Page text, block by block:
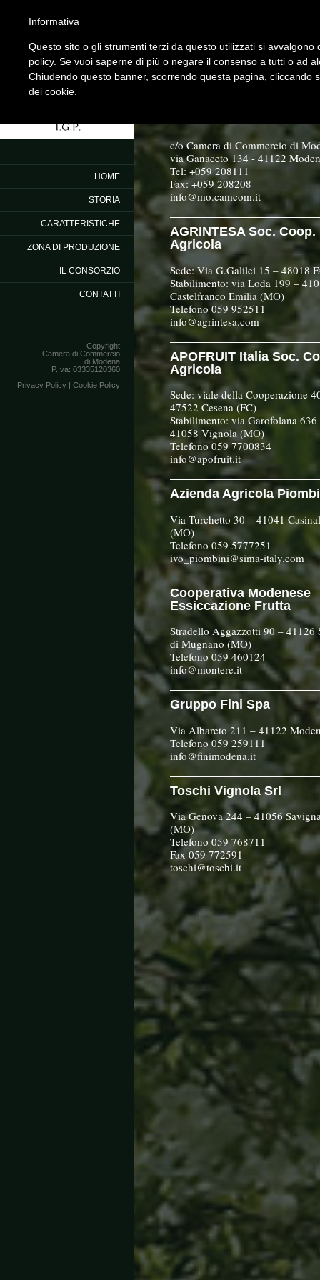
HOME
STORIA
CARATTERISTICHE
ZONA DI PRODUZIONE
IL CONSORZIO
CONTATTI
Copyright
Camera di Commercio
di Modena
P.Iva: 03335120360
Privacy Policy | Cookie Policy
CONSORZIO
c/o Camera di Commercio di
via Ganaceto 134 - 41122
Tel: +059 208111
Fax: +059 208208
info@mo.camcom.it
AGRINTESA Soc. Coop.
Agricola
Sede: Via G.Galilei 15 – 48018
Stabilimento: via Loda 199 –
Castelfranco Emilia (MO)
Telefono 059 952511
info@agrintesa.com
APOFRUIT Italia Soc.
Agricola
Sede: viale della Cooperazione
47522 Cesena (FC)
Stabilimento: via Garofolana 636
41058 Vignola (MO)
Telefono 059 7700834
info@apofruit.it
Azienda Agricola
Via Turchetto 30 – 41041
(MO)
Telefono 059 5777251
ivo_piombini@sima-italy.com
Cooperativa Modenese
Essiccazione Frutta
Stradello Aggazzotti 90 – 41126
di Mugnano (MO)
Telefono 059 460124
info@montere.it
Gruppo Fini Spa
Via Albareto 211 – 41122
Telefono 059 259111
info@finimodena.it
Toschi Vignola Srl
Via Genova 244 – 41056
(MO)
Telefono 059 768711
Fax 059 772591
toschi@toschi.it
Informativa
Questo sito o gli strumenti terzi da questo utilizzati si
policy. Se vuoi saperne di più o negare il consenso a tutti o ad
Chiudendo questo banner, scorrendo questa pagina, cliccando
dei cookie.